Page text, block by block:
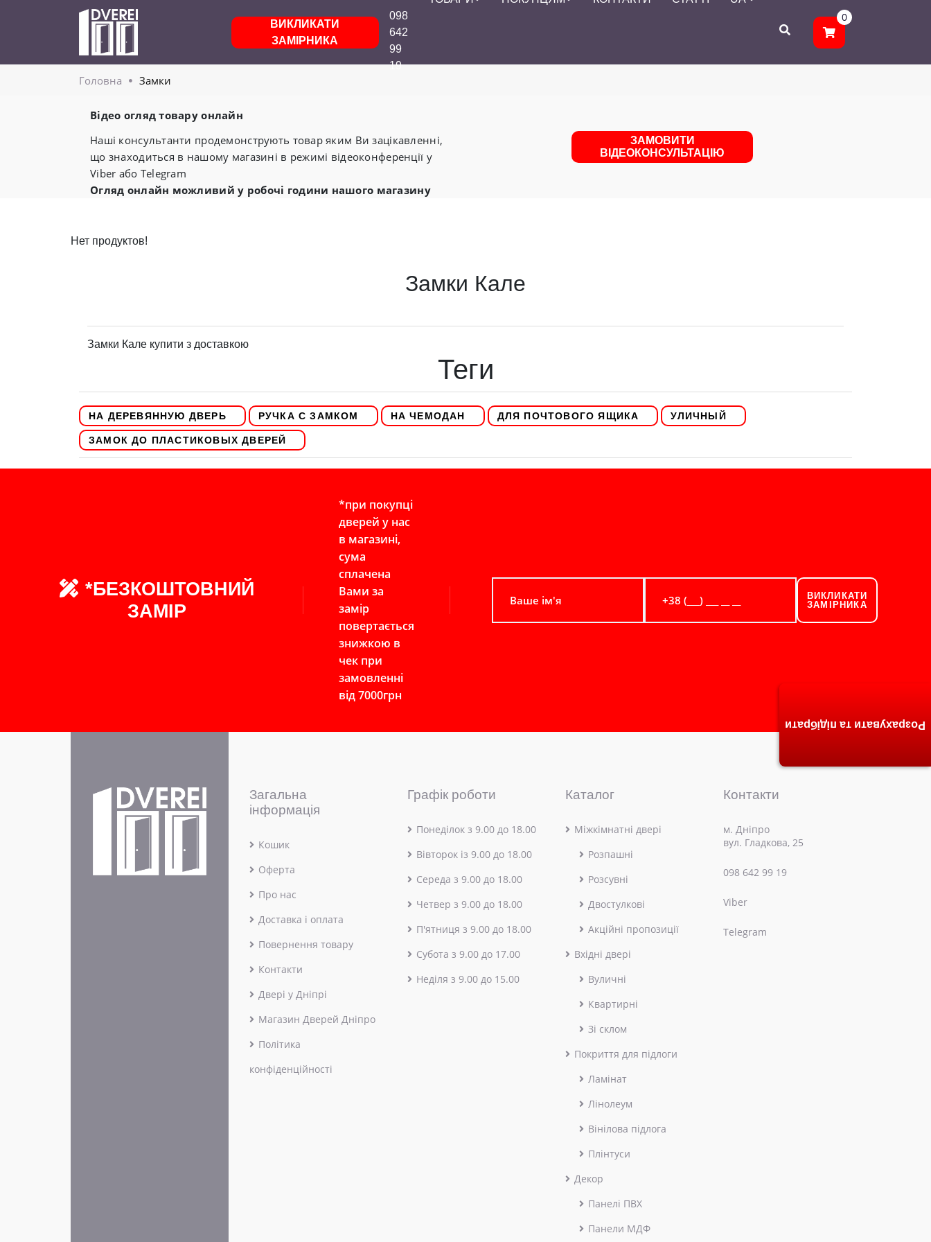
ВИКЛИКАТИ
ЗАМІРНИКА
098
642
99
19
0
Головнa Замки
Відео огляд товару онлайн
Наші консультанти продемонструють товар яким Ви зацікавленні,
що знаходиться в нашому магазині в режимі відеоконференції у
Viber або Telegram
Огляд онлайн можливий у робочі години нашого магазину
ЗАМОВИТИ
ВІДЕОКОНСУЛЬТАЦІЮ
Нет продуктов!
Замки Кале
Замки Кале купити з доставкою
Теги
НА ДЕРЕВЯННУЮ ДВЕРЬ РУЧКА С ЗАМКОМ НА ЧЕМОДАН ДЛЯ ПОЧТОВОГО ЯЩИКА УЛИЧНЫЙ
ЗАМОК ДО ПЛАСТИКОВЫХ ДВЕРЕЙ
*БЕЗКОШТОВНИЙ
ЗАМІР
*при покупці
дверей у нас
в магазині,
сума
сплачена
Вами за
замір
повертається
знижкою в
чек при
замовленні
від 7000грн
ВИКЛИКАТИ
ЗАМІРНИКА
Загальна
інформація
Кошик
Оферта
Про нас
Доставка і оплата
Повернення товару
Контакти
Двері у Дніпрі
Магазин Дверей Дніпро
Політика
конфіденційності
Графік роботи
Понеділок з 9.00 до 18.00
Вівторок із 9.00 до 18.00
Середа з 9.00 до 18.00
Четвер з 9.00 до 18.00
П'ятниця з 9.00 до 18.00
Субота з 9.00 до 17.00
Неділя з 9.00 до 15.00
Каталог
Міжкімнатні двері
Розпашні
Розсувні
Двостулкові
Акційні пропозиції
Вхідні двері
Вуличні
Квартирні
Зі склом
Покриття для підлоги
Ламінат
Лінолеум
Вінілова підлога
Плінтуси
Декор
Панелі ПВХ
Панели МДФ
Контакти
м. Дніпро
вул. Гладкова, 25
098 642 99 19
Viber
Telegram
Розрахувати та підібрати